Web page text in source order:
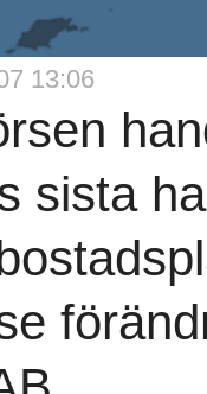
13:06
sista